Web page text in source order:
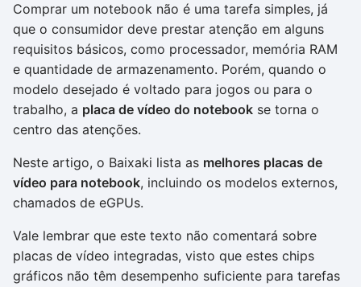
Comprar um notebook não é uma tarefa simples, já
que o consumidor deve prestar atenção em alguns
requisitos básicos, como processador, memória RAM
e quantidade de armazenamento. Porém, quando o
modelo desejado é voltado para jogos ou para o
trabalho, a placa de vídeo do notebook se torna o
centro das atenções.
Neste artigo, o Baixaki lista as melhores placas de
vídeo para notebook, incluindo os modelos externos,
chamados de eGPUs.
Vale lembrar que este texto não comentará sobre
placas de vídeo integradas, visto que estes chips
gráficos não têm desempenho suficiente para tarefas